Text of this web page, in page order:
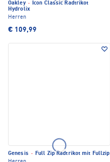
Oakley · Icon Classic Radtrikot
Hydrolix
Herren
€ 109,99
Genesis · Full Zip Radtrikot mit Fullzip